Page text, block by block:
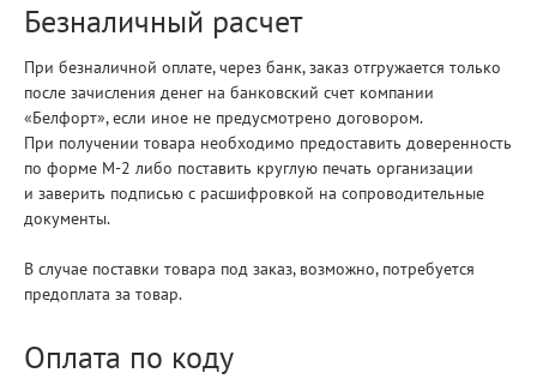
Безналичный расчет
При безналичной оплате, через банк, заказ отгружается только
после зачисления денег на банковский счет компании
«Белфорт», если иное не предусмотрено договором.
При получении товара необходимо предоставить доверенность
по форме М-2 либо поставить круглую печать организации
и заверить подписью с расшифровкой на сопроводительные
документы.
В случае поставки товара под заказ, возможно, потребуется
предоплата за товар.
Оплата по коду